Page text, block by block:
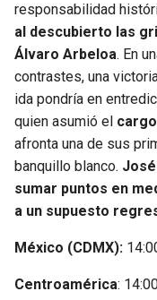
responsabilidad
al descubierto las
Álvaro Arbeloa. En
contrastes, una
ida pondría en
quien asumió el
afronta una de sus
banquillo blanco.
sumar puntos en
a un supuesto
México (CDMX):
Centroamérica: